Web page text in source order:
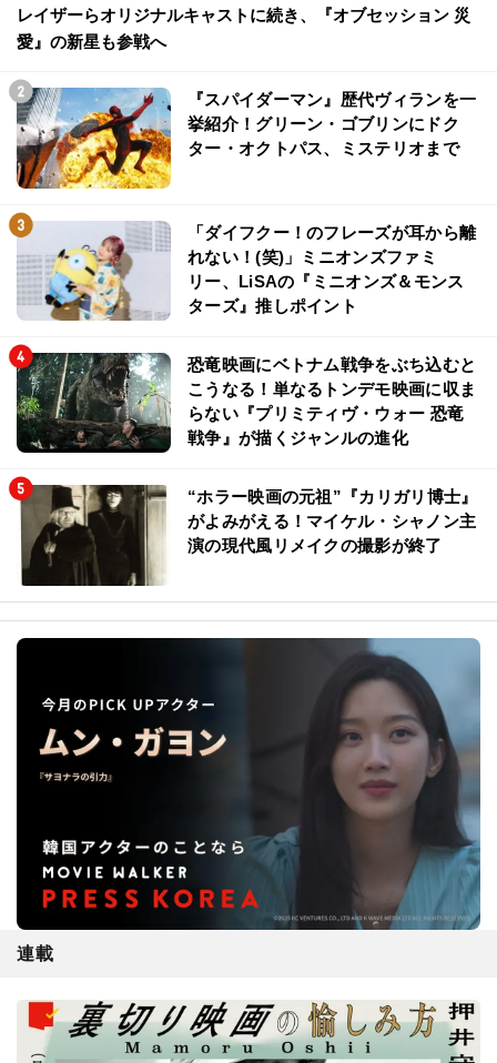
レイザーらオリジナルキャストに続き、『オブセッション 災
愛』の新星も参戦へ
『スパイダーマン』歴代ヴィランを一
挙紹介！グリーン・ゴブリンにドク
ター・オクトパス、ミステリオまで
「ダイフクー！のフレーズが耳から離
れない！(笑)」ミニオンズファミ
リー、LiSAの『ミニオンズ＆モンス
ターズ』推しポイント
恐竜映画にベトナム戦争をぶち込むと
こうなる！単なるトンデモ映画に収ま
らない『プリミティヴ・ウォー 恐竜
戦争』が描くジャンルの進化
“ホラー映画の元祖”『カリガリ博士』
がよみがえる！マイケル・シャノン主
演の現代風リメイクの撮影が終了
連載